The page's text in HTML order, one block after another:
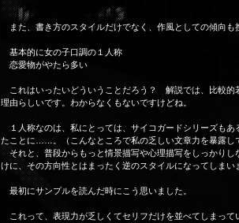
また、書き方のスタイルだけでなく、作風としての傾向も
基本的に女の子口調の１人称
恋愛物がやたら多い
これはいったいどういうことだろう？ 解説では、比較的
理由らしいです。わからなくもないですけどね。
１人称なのは、私にとっては、サイコガードシリーズもあ
たことに……。（こんなところで私の乏しい文章力を暴露し
それと、普段からもっと情景描写や心理描写をしっかりし
けに、その方向性とはまったく逆のスタイルになってしまい
最初にサンプルを読んだ時にこう思いました。
これって、表現力が乏しくてセリフだけを並べてしまっ